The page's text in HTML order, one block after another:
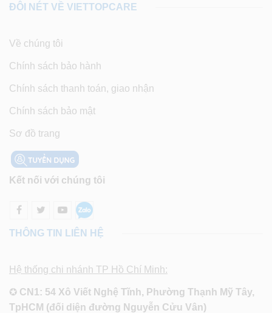
ĐÔI NÉT VỀ VIETTOPCARE
Về chúng tôi
Chính sách bảo hành
Chính sách thanh toán, giao nhận
Chính sách bảo mật
Sơ đồ trang
Kết nối với chúng tôi
THÔNG TIN LIÊN HỆ
Hệ thống chi nhánh TP Hồ Chí Minh:
✪ CN1: 54 Xô Viết Nghệ Tĩnh, Phường Thạnh Mỹ Tây,
TpHCM (đối diện đường Nguyễn Cửu Vân)